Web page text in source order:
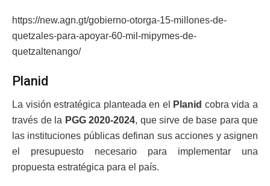
https://new.agn.gt/gobierno-otorga-15-millones-de-
quetzales-para-apoyar-60-mil-mipymes-de-
quetzaltenango/
Planid
La visión estratégica planteada en el Planid cobra vida a
través de la PGG 2020-2024, que sirve de base para que
las instituciones públicas definan sus acciones y asignen
el presupuesto necesario para implementar una
propuesta estratégica para el país.